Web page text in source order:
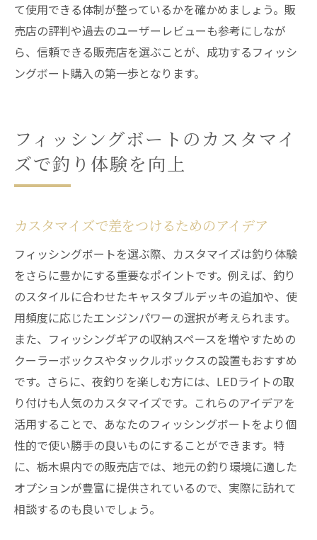
て使用できる体制が整っているかを確かめましょう。販
売店の評判や過去のユーザーレビューも参考にしなが
ら、信頼できる販売店を選ぶことが、成功するフィッシ
ングボート購入の第一歩となります。
フィッシングボートのカスタマイ
ズで釣り体験を向上
カスタマイズで差をつけるためのアイデア
フィッシングボートを選ぶ際、カスタマイズは釣り体験
をさらに豊かにする重要なポイントです。例えば、釣り
のスタイルに合わせたキャスタブルデッキの追加や、使
用頻度に応じたエンジンパワーの選択が考えられます。
また、フィッシングギアの収納スペースを増やすための
クーラーボックスやタックルボックスの設置もおすすめ
です。さらに、夜釣りを楽しむ方には、LEDライトの取
り付けも人気のカスタマイズです。これらのアイデアを
活用することで、あなたのフィッシングボートをより個
性的で使い勝手の良いものにすることができます。特
に、栃木県内での販売店では、地元の釣り環境に適した
オプションが豊富に提供されているので、実際に訪れて
相談するのも良いでしょう。